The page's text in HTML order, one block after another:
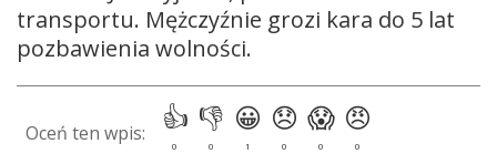
transportu. Mężczyźnie grozi kara do 5 lat
pozbawienia wolności.